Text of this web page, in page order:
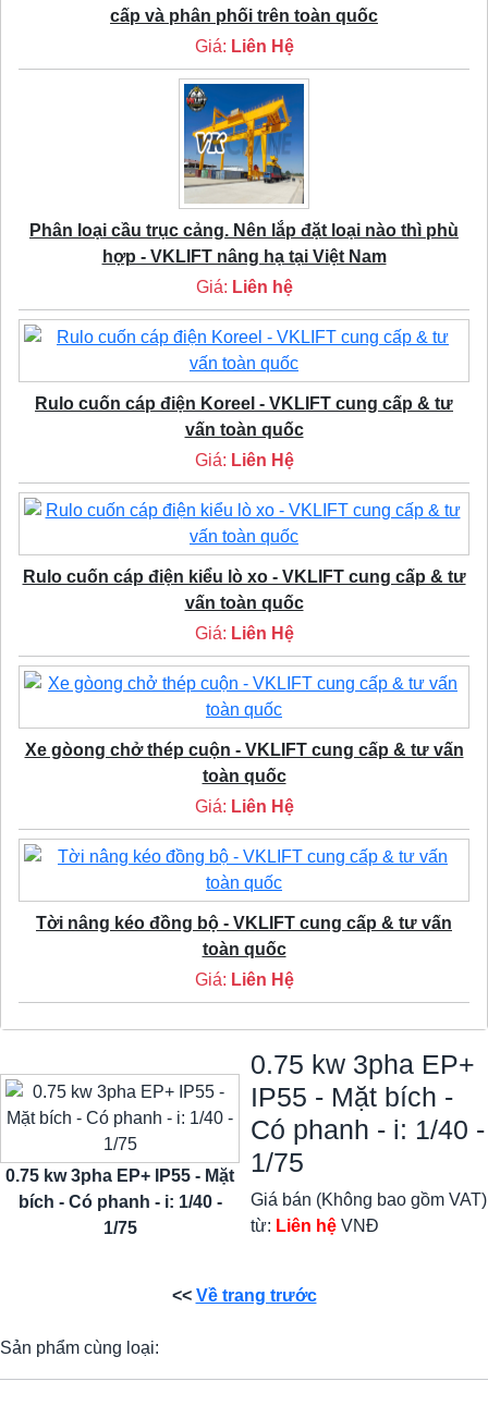
cấp và phân phối trên toàn quốc
Giá: Liên Hệ
Phân loại cầu trục cảng. Nên lắp đặt loại nào thì phù
hợp - VKLIFT nâng hạ tại Việt Nam
Giá: Liên hệ
Rulo cuốn cáp điện Koreel - VKLIFT cung cấp & tư
vấn toàn quốc
Giá: Liên Hệ
Rulo cuốn cáp điện kiểu lò xo - VKLIFT cung cấp & tư
vấn toàn quốc
Giá: Liên Hệ
Xe gòong chở thép cuộn - VKLIFT cung cấp & tư vấn
toàn quốc
Giá: Liên Hệ
Tời nâng kéo đồng bộ - VKLIFT cung cấp & tư vấn
toàn quốc
Giá: Liên Hệ
0.75 kw 3pha EP+ IP55 - Mặt
bích - Có phanh - i: 1/40 -
1/75
0.75 kw 3pha EP+
IP55 - Mặt bích -
Có phanh - i: 1/40 -
1/75
Giá bán (Không bao gồm VAT)
từ: Liên hệ VNĐ
<< Về trang trước
Sản phẩm cùng loại: